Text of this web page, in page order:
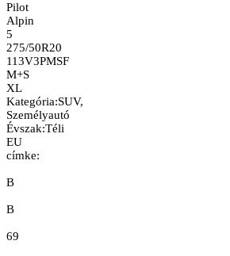
Pilot
Alpin
5
275/50R20
113V3PMSF
M+S
XL
Kategória:SUV,
Személyautó
Évszak:Téli
EU
címke:
B
B
69